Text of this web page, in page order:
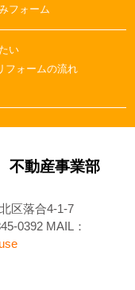
フォーム
い
フォームの流れ
不動産事業部
区落合4-1-7
0392 MAIL：